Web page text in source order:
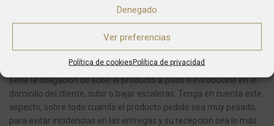
Denegado
Ver preferencias
Política de cookiesPolítica de privacidad
En caso de pedidos con varios artículos, es posible que reciba su
El producto será entregado siempre en el portal o puerta de
entrada de su domicilio o negocio.En ningún caso, el transportista
tiene la obligación de subir el producto a pisos o introducirlo en el
domicilio del cliente, subir o bajar escaleras. Tenga en cuenta este
aspecto, sobre todo cuando el producto pedido sea muy pesado,
para evitar incidencias en las entregas y su recepción sea lo más